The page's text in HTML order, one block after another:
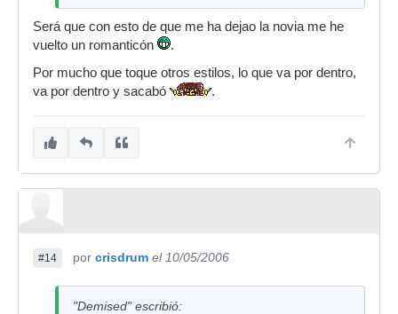
Será que con esto de que me ha dejao la novia me he
vuelto un romanticón
.
Por mucho que toque otros estilos, lo que va por dentro,
va por dentro y sacabó
.
#14 por crisdrum el 10/05/2006
"Demised" escribió: